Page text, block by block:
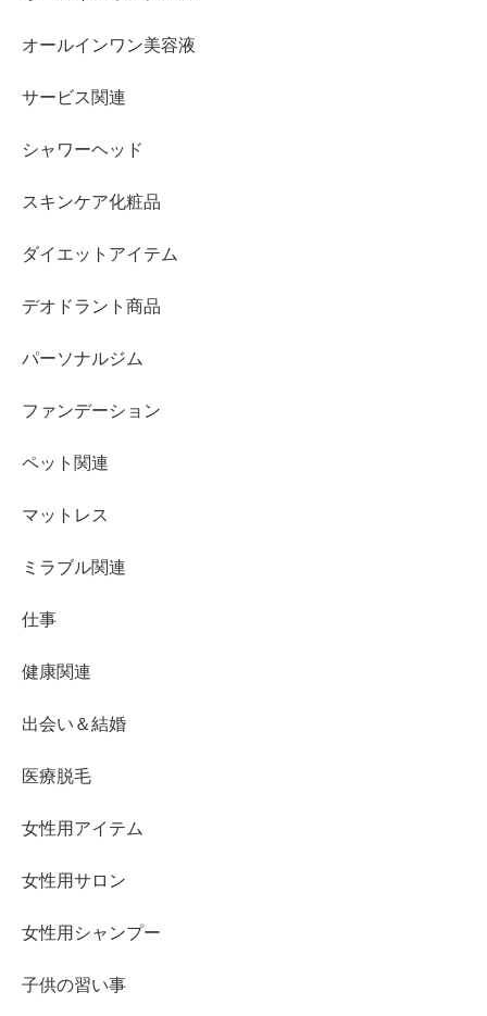
オールインワン美容液
サービス関連
シャワーヘッド
スキンケア化粧品
ダイエットアイテム
デオドラント商品
パーソナルジム
ファンデーション
ペット関連
マットレス
ミラブル関連
仕事
健康関連
出会い＆結婚
医療脱毛
女性用アイテム
女性用サロン
女性用シャンプー
子供の習い事